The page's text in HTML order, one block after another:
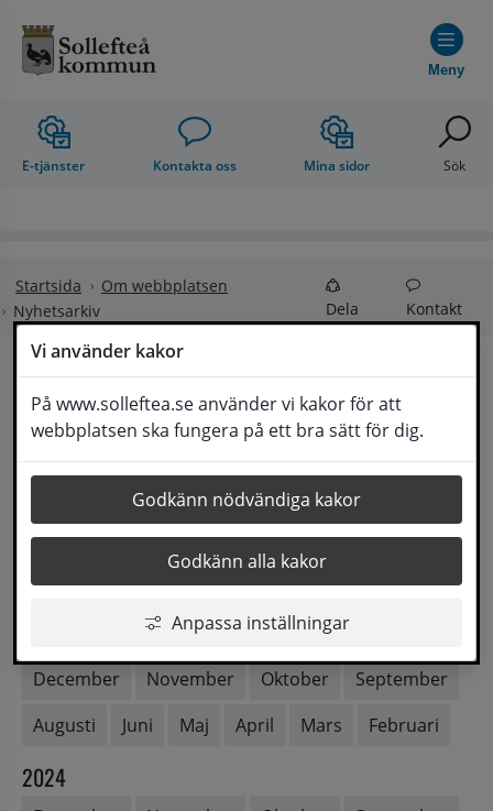
Vi använder kakor
På www.solleftea.se använder vi kakor för att
webbplatsen ska fungera på ett bra sätt för dig.
Godkänn nödvändiga kakor
Godkänn alla kakor
Anpassa inställningar
Meny
E-tjänster Kontakta oss Mina sidor Sök
Startsida
Om webbplatsen
Nyhetsarkiv
Dela Kontakt
Nyhetsarkiv
Augusti Juli Juni Maj April
Mars
Februari
Januari
December November Oktober
September
Augusti
Juni Maj April Mars Februari
2024